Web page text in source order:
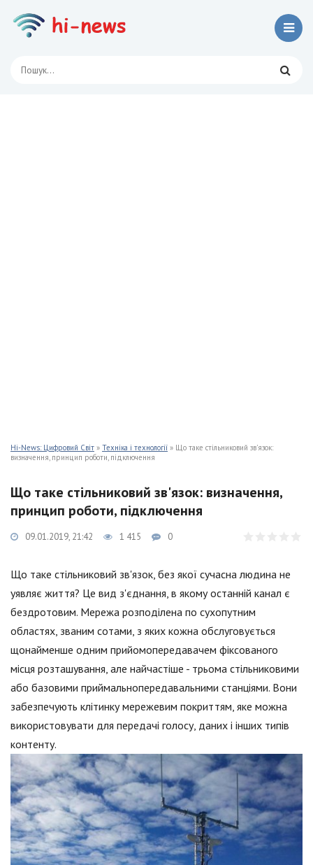
Hi-News: Цифровий Світ » Техніка і технології » Що таке стільниковий зв'язок:
визначення, принцип роботи, підключення
Що таке стільниковий зв'язок: визначення,
принцип роботи, підключення
09.01.2019, 21:42 1 415 0
Що таке стільниковий зв'язок, без якої сучасна людина не
уявляє життя? Це вид з'єднання, в якому останній канал є
бездротовим. Мережа розподілена по сухопутним
областях, званим сотами, з яких кожна обслуговується
щонайменше одним прийомопередавачем фіксованого
місця розташування, але найчастіше - трьома стільниковими
або базовими приймальнопередавальними станціями. Вони
забезпечують клітинку мережевим покриттям, яке можна
використовувати для передачі голосу, даних і інших типів
контенту.